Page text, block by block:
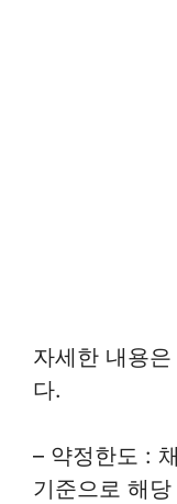
자세한 내용
다.
– 약정한도 :
기준으로 해